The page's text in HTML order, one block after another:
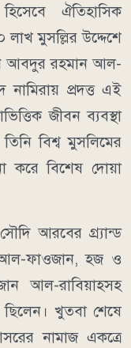
ঐতিহাসিক
মুসল্লির উদ্দেশে
আবদুর রহমান আল-
প্রদত্ত এই
জীবন ব্যবস্থা
বিশ্ব মুসলিমের
করে বিশেষ দোয়া
আরবের গ্র্যান্ড
ফাওজান, হজ ও
আল-রাবিয়াহসহ
ছিলেন। খুতবা শেষে
নামাজ একত্রে